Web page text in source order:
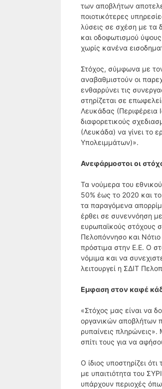
των αποβλήτων
ποιοτικότερες
λύσεις σε σχέση με τα
και οδοφωτισμού
χωρίς κανένα
Στόχος, σύμφωνα με τον
αναβαθμιστούν οι
ενθαρρύνει τις
στηρίζεται σε
Λευκάδας (Περιφέρεια
διαφορετικούς
(Λευκάδα) να γίνει το
Υπολειμμάτων)».
Ανεφάρμοστοι οι
Τα νούμερα του
50% έως το 2020 και
τα παραγόμενα
έρθει σε συνεννόηση
ευρωπαϊκούς στόχους
Πελοπόννησο και
πρόστιμα στην Ε.Ε. Ο
νόμιμα και να
λειτουργεί η ΣΔΙΤ
Εμφαση στον καφέ
«Στόχος μας είναι να
οργανικών αποβλήτων
ρυπαίνεις
σπίτι τους για να
Ο ίδιος υποστηρίζει
με υπαιτιότητα του
υπάρχουν περιοχές